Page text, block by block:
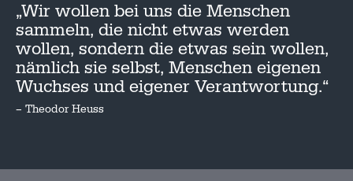
„Wir wollen bei uns die Menschen
sammeln, die nicht etwas werden
wollen, sondern die etwas sein wollen,
nämlich sie selbst, Menschen eigenen
Wuchses und eigener Verantwortung.“
– Theodor Heuss